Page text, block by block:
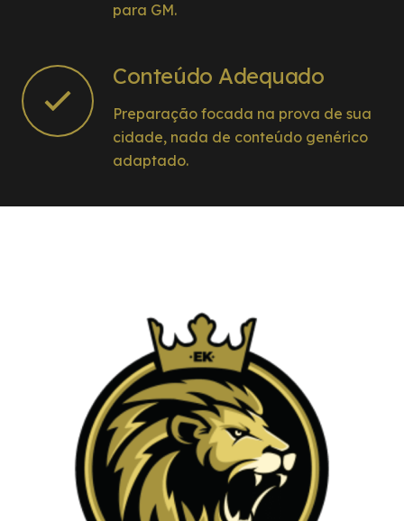
para GM.
Conteúdo Adequado
Preparação focada na prova de sua
cidade, nada de conteúdo genérico
adaptado.